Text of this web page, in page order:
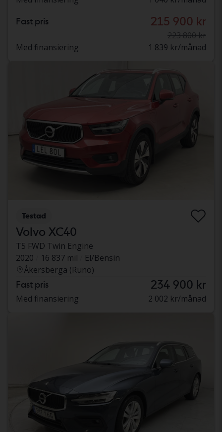
Fast pris 215 900 kr
223 800 kr
Med finansiering
1 839 kr/månad
Testad
Volvo XC40
T5 FWD Twin Engine
2020
16 837 mil
El/Bensin
Åkersberga (Runö)
Fast pris 234 900 kr
Med finansiering 2 002 kr/månad